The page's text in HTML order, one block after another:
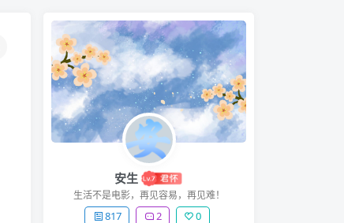
安生
生活不是电影，再见容易，再见难！
817 2 0